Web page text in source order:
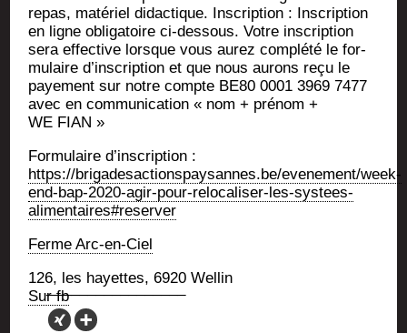
repas, maté­riel didac­tique. Ins­crip­tion : Ins­crip­tion
en ligne obli­ga­toire ci-des­sous. Votre ins­crip­tion
sera effec­tive lorsque vous aurez com­plé­té le for­
mu­laire d’inscription et que nous aurons reçu le
paye­ment sur notre compte BE80 0001 3969 7477
avec en com­mu­ni­ca­tion « nom + pré­nom +
WE FIAN »
For­mu­laire d’ins­crip­tion :
https://brigadesactionspaysannes.be/evenement/week-
end-bap-2020-agir-pour-relocaliser-les-systees-
alimentaires#reserver
Ferme Arc-en-Ciel
126, les hayettes, 6920 Wellin
Sur fb